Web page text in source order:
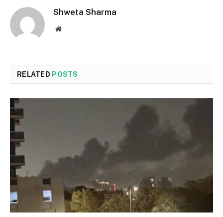
Shweta Sharma
Website
RELATED POSTS